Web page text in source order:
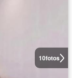
10fotos